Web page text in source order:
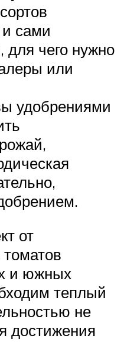
сами
для чего нужно
или
удобрениями
от
и южных
теплый
не
достижения